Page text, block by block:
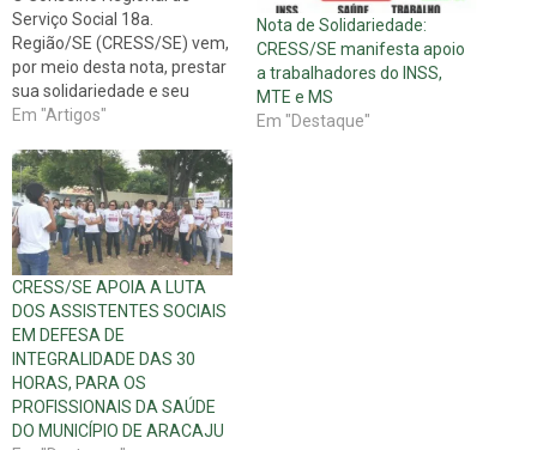
Serviço Social 18a.
Região/SE (CRESS/SE) vem,
por meio desta nota, prestar
sua solidariedade e seu
apoio às categorias de
trabalhadoras que atuam na
Saúde do município de
Aracaju, em greve desdo o
último dia 31. São
assistentes sociais, médicos,
enfermeiros, psicólogos,
farmacêuticos, odontólogos,
agentes…
Em "Artigos"
Nota de Solidariedade:
CRESS/SE manifesta apoio
a trabalhadores do INSS,
MTE e MS
Em "Destaque"
CRESS/SE APOIA A LUTA
DOS ASSISTENTES SOCIAIS
EM DEFESA DE
INTEGRALIDADE DAS 30
HORAS, PARA OS
PROFISSIONAIS DA SAÚDE
DO MUNICÍPIO DE ARACAJU